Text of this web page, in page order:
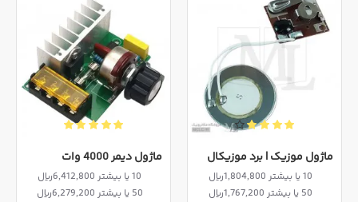
ماژول موزیک | برد موزیکال
10 یا بیشتر 1,804,800ریال
50 یا بیشتر 1,767,200ریال
ماژول دیمر 4000 وات
10 یا بیشتر 6,412,800ریال
50 یا بیشتر 6,279,200ریال